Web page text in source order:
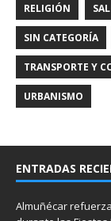
RELIGIÓN
SIN CATEGORÍA
TRANSPORTE Y
URBANISMO
ENTRADAS
Almuñécar